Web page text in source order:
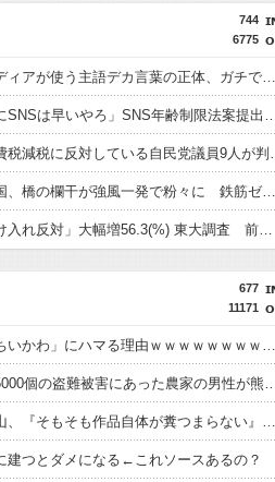
744
6775
【悲報】メディアが使う主語デカ言葉の正体、ガチでこれだったｗｗｗｗ
政府「ガキにSNSは早いやろ」SNS
【悲報】消費税
【悲報】中国、橋の欄干が強風一発で粉々に 鉄筋ゼロ 当局「接着剤でくっつけただけ」「正常で、品質問題はない」
「外国人受け入れ反対」大幅増56.3(%) 東大調査 前回から20ポイント以上の爆増
677
11171
中年層が「ちいかわ」にハマる理由ｗｗｗｗｗｗｗｗｗｗｗｗｗｗｗｗｗｗｗｗｗｗｗｗｗｗｗｗｗｗｗｗ
【感動】梨5000個の盗難被害にあった農家の男性が熊本で炊き出しや
【謎】みい山、『そもそも作品自体が糞つまらない』と叩かれだす
建つとダメになる←これソースあるの？